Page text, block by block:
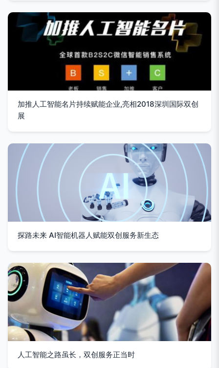
加推人工智能名片持续赋能企业,亮相2018深圳国际双创
展
探路未来 AI智能机器人赋能双创服务新生态
人工智能之路虽长，双创服务正当时